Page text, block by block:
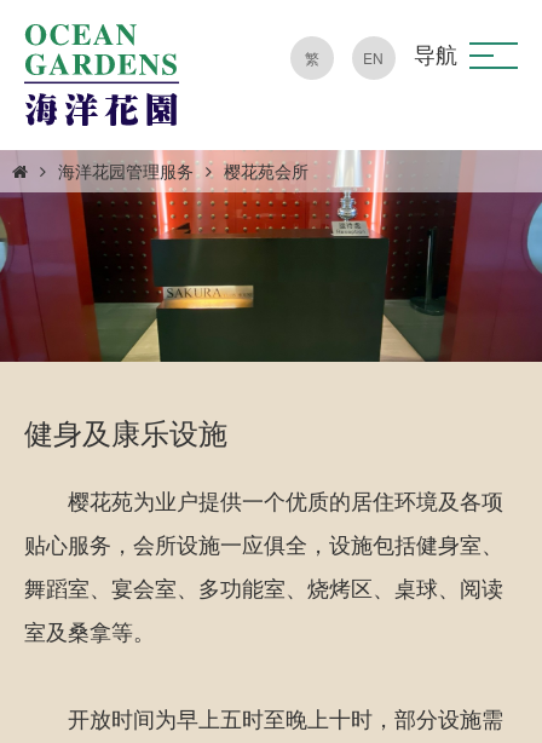
繁 EN 导航
海洋花园管理服务 樱花苑会所
健身及康乐设施
樱花苑为业户提供一个优质的居住环境及各项
贴心服务，会所设施一应俱全，设施包括健身室、
舞蹈室、宴会室、多功能室、烧烤区、桌球、阅读
室及桑拿等。
开放时间为早上五时至晚上十时，部分设施需